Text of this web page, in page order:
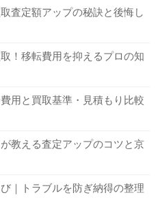
る洗濯機は買取不可になる
う。なお、洗濯機掃除のや
てください。
りネット・フィルターなど細
ぬるま湯につけて、歯ブラシ
洗濯コースまたは標準コース
製品を出張買取
可能な洗濯機は、製造から5
対応エリアは京都市全域・
ど幅広く対応しているのも
、リサイクル買取センター
たとえ、買取不可になった
ぐらいか？
～8kg以上）を下記にまとめ
円
円
円
円
円
査定額アップの秘訣と後悔し
！移転費用を抑えるプロの知
用と買取基準・見積もり比較
教える査定アップのコツと京
｜トラブルを防ぎ納得の整理